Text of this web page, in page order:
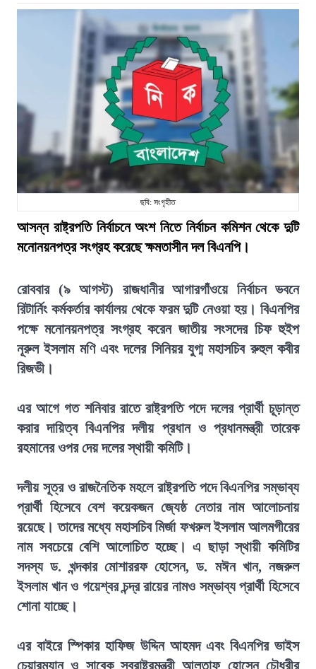
ছবি: সংগৃহীত
আসন্ন রাষ্ট্রপতি নির্বাচনে অংশ নিতে নির্বাচন কমিশন থেকে দুটি
মনোনয়নপত্র সংগ্রহ করেছে ক্ষমতাসীন দল বিএনপি।
রোববার (৯ আগস্ট) রাজধানীর আগারগাঁওয়ে নির্বাচন ভবনে
রিটার্নিং কর্মকর্তার কার্যালয় থেকে ফরম দুটি নেওয়া হয়। বিএনপির
পক্ষে মনোনয়নপত্র সংগ্রহ করেন জাতীয় সংসদের চিফ হুইপ
নূরুল ইসলাম মণি এবং দলের সিনিয়র যুগ্ম মহাসচিব রুহুল কবীর
রিজভী।
এর আগে গত শনিবার রাতে রাষ্ট্রপতি পদে দলের প্রার্থী চূড়ান্ত
করার দায়িত্ব বিএনপির দলীয় প্রধান ও প্রধানমন্ত্রী তারেক
রহমানের ওপর দেয় দলের স্থায়ী কমিটি।
দলীয় সূত্র ও রাজনৈতিক মহলে রাষ্ট্রপতি পদে বিএনপির সম্ভাব্য
প্রার্থী হিসেবে বেশ কয়েকজন জ্যেষ্ঠ নেতার নাম আলোচনায়
রয়েছে। তাদের মধ্যে মহাসচিব মির্জা ফখরুল ইসলাম আলমগীরের
নাম সবচেয়ে বেশি আলোচিত হচ্ছে। এ ছাড়া স্থায়ী কমিটির
সদস্য ড. খন্দকার মোশাররফ হোসেন, ড. মঈন খান, নজরুল
ইসলাম খান ও গয়েশ্বর চন্দ্র রায়ের নামও সম্ভাব্য প্রার্থী হিসেবে
শোনা যাচ্ছে।
এর বাইরে স্পিকার হাফিজ উদ্দিন আহমদ এবং বিএনপির ভাইস
চেয়ারম্যান ও সাবেক স্বরাষ্ট্রমন্ত্রী আলতাফ হোসেন চৌধুরীর